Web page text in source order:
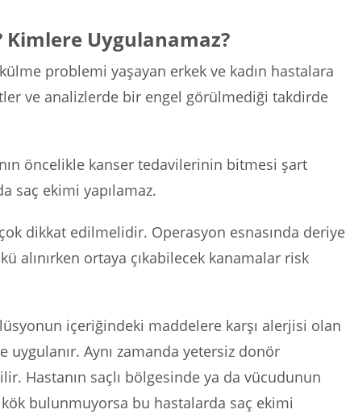
Uygulanamaz?
problemi yaşayan erkek ve kadın hastalara
ve analizlerde bir engel görülmediği takdirde
öncelikle kanser tedavilerinin bitmesi şart
saç ekimi yapılamaz.
dikkat edilmelidir. Operasyon esnasında deriye
alınırken ortaya çıkabilecek kanamalar risk
içeriğindeki maddelere karşı alerjisi olan
Aynı zamanda yetersiz donör
Hastanın saçlı bölgesinde ya da vücudunun
bulunmuyorsa bu hastalarda saç ekimi